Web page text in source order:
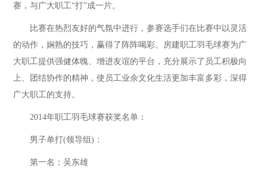
赛，与广大职工“打”成一片。
比赛在热烈友好的气氛中进行，参赛选手们在比赛中以灵活
的动作，娴熟的技巧，赢得了阵阵喝彩。房建职工羽毛球赛为广
大职工提供强健体魄、增进友谊的平台，充分展示了员工积极向
上、团结协作的精神，使员工业余文化生活更加丰富多彩，深得
广大职工的支持。
2014年职工羽毛球赛获奖名单：
男子单打(领导组)：
第一名：吴东雄